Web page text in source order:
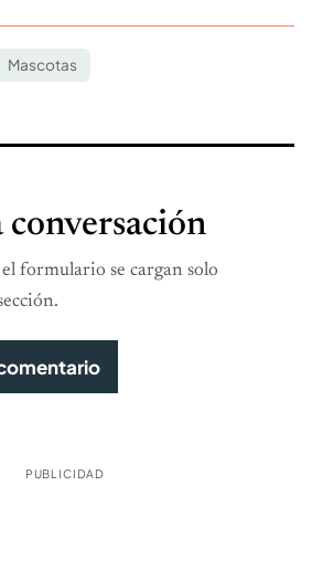
Mascotas
conversación
formulario se cargan solo
PUBLICIDAD